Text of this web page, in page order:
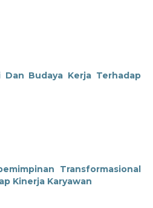
Dan Budaya Kerja Terhadap
Transformasional
Kinerja Karyawan